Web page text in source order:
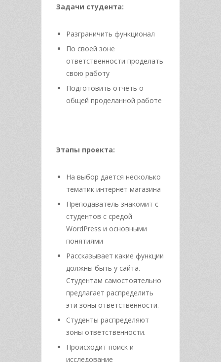
Задачи студента:
Разграничить функционал
По своей зоне
ответственности проделать
свою работу
Подготовить отчеть о
общей проделанной работе
Этапы проекта:
На выбор дается несколько
тематик интернет магазина
Преподаватель знакомит с
студентов с средой
WordPress и основными
понятиями
Рассказывает какие функции
должны быть у сайта.
Студентам самостоятельно
предлагает распределить
эти зоны ответственности.
Студенты распределяют
зоны ответственности.
Происходит поиск и
исследование